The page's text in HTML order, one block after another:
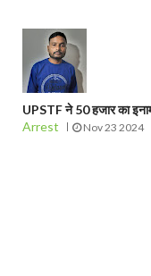
UPSTF ने 50 हजार का
Arrest
Nov 23 2024